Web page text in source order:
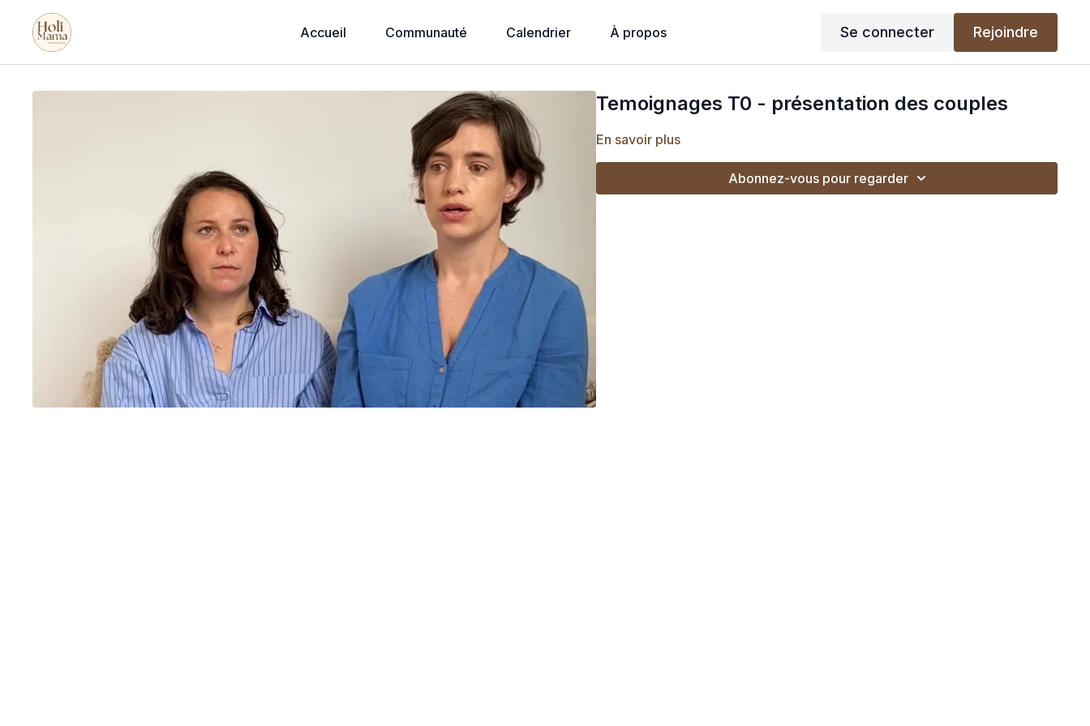
Accueil Communauté Calendrier À propos Se connecter Rejoindre
Temoignages T0 - présentation des couples
En savoir plus
Abonnez-vous pour regarder